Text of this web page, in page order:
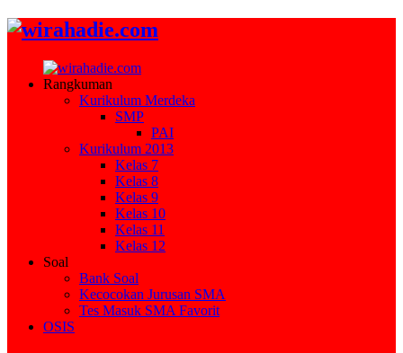
Rangkuman
Kurikulum Merdeka
SMP
PAI
Kurikulum 2013
Kelas 7
Kelas 8
Kelas 9
Kelas 10
Kelas 11
Kelas 12
Soal
Bank Soal
Kecocokan Jurusan SMA
Tes Masuk SMA Favorit
OSIS